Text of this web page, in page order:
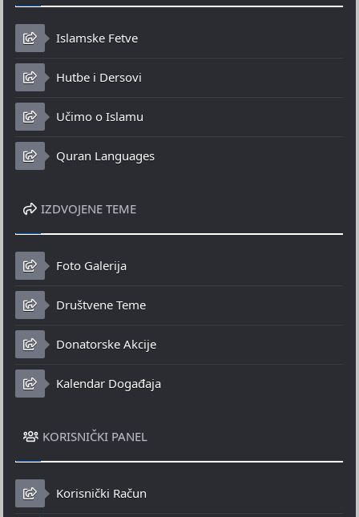
Islamske Fetve
Hutbe i Dersovi
Učimo o Islamu
Quran Languages
IZDVOJENE TEME
Foto Galerija
Društvene Teme
Donatorske Akcije
Kalendar Događaja
KORISNIČKI PANEL
Korisnički Račun